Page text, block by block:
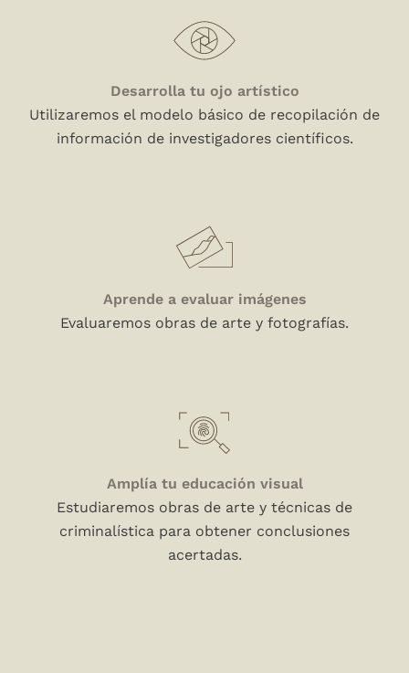
Desarrolla tu ojo artístico
Utilizaremos el modelo básico de recopilación de
información de investigadores científicos.
Aprende a evaluar imágenes
Evaluaremos obras de arte y fotografías.
Amplía tu educación visual
Estudiaremos obras de arte y técnicas de
criminalística para obtener conclusiones
acertadas.